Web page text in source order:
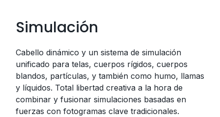
Simulación
Cabello dinámico y un sistema de simulación
unificado para telas, cuerpos rígidos, cuerpos
blandos, partículas, y también como humo, llamas
y líquidos. Total libertad creativa a la hora de
combinar y fusionar simulaciones basadas en
fuerzas con fotogramas clave tradicionales.